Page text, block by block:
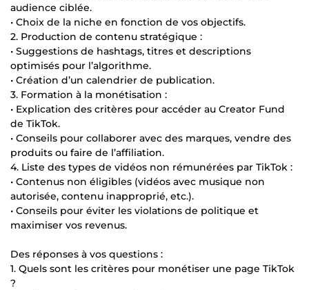
audience ciblée.
• Choix de la niche en fonction de vos objectifs.
2. Production de contenu stratégique :
• Suggestions de hashtags, titres et descriptions
optimisés pour l’algorithme.
• Création d’un calendrier de publication.
3. Formation à la monétisation :
• Explication des critères pour accéder au Creator Fund
de TikTok.
• Conseils pour collaborer avec des marques, vendre des
produits ou faire de l’affiliation.
4. Liste des types de vidéos non rémunérées par TikTok :
• Contenus non éligibles (vidéos avec musique non
autorisée, contenu inapproprié, etc.).
• Conseils pour éviter les violations de politique et
maximiser vos revenus.
Des réponses à vos questions :
1. Quels sont les critères pour monétiser une page TikTok
?